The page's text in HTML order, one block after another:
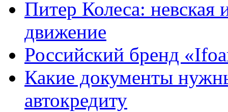
Питер Колеса: невская
движение
Российский бренд
Какие документы
автокредиту